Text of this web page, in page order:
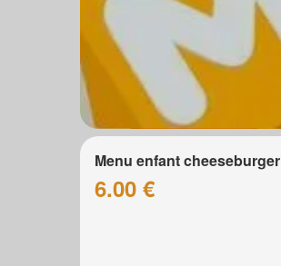
Menu enfant cheeseburger
6.00 €